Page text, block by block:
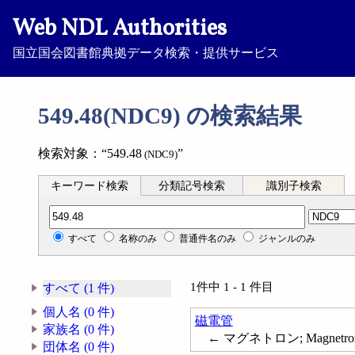
Web NDL Authorities
国立国会図書館典拠データ検索・提供サービス
549.48(NDC9) の検索結果
検索対象：“549.48 (NDC9)”
キーワード検索 分類記号検索 識別子検索
分類記号検索
すべて 名称のみ 普通件名のみ ジャンルのみ
すべて (1 件)
個人名 (0 件)
家族名 (0 件)
団体名 (0 件)
1件中 1 - 1 件目
磁電管
← マグネトロン;